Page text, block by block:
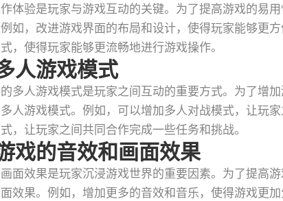
体验是玩家与游戏互动的关键。为了提高游戏的易
如，改进游戏界面的布局和设计，使得玩家能够更
，使得玩家能够更流畅地进行游戏操作。
人游戏模式
多人游戏模式是玩家之间互动的重要方式。为了增
人游戏模式。例如，可以增加多人对战模式，让玩
，让玩家之间共同合作完成一些任务和挑战。
戏的音效和画面效果
面效果是玩家沉浸游戏世界的重要因素。为了提高
效果。例如，增加更多的音效和音乐，使得游戏更